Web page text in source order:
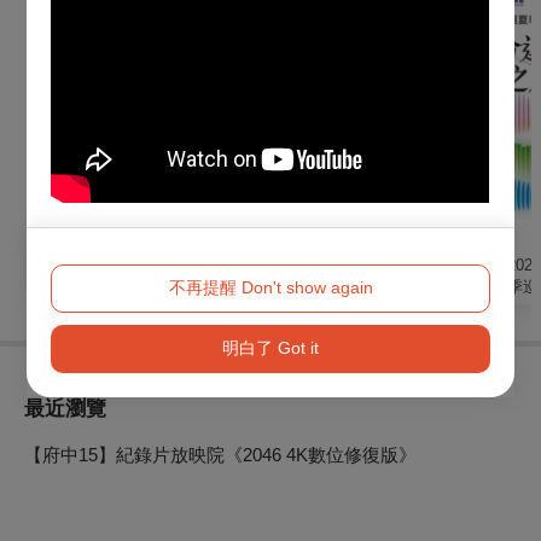
不再提醒 Don't show again
明白了 Got it
2026《琉璃光・生命
序章》— 經典文學清
唱劇
【TCO】聽見蘇文慶
－2026/27樂季開季音
樂會
《命運之旅》
東回響樂團夏季
最近瀏覽
【府中15】紀錄片放映院《2046 4K數位修復版》